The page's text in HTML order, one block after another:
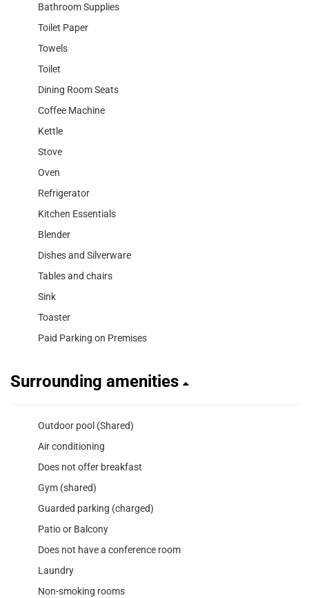
Bathroom Supplies
Toilet Paper
Towels
Toilet
Dining Room Seats
Coffee Machine
Kettle
Stove
Oven
Refrigerator
Kitchen Essentials
Blender
Dishes and Silverware
Tables and chairs
Sink
Toaster
Paid Parking on Premises
Surrounding amenities
Outdoor pool (Shared)
Air conditioning
Does not offer breakfast
Gym (shared)
Guarded parking (charged)
Patio or Balcony
Does not have a conference room
Laundry
Non-smoking rooms